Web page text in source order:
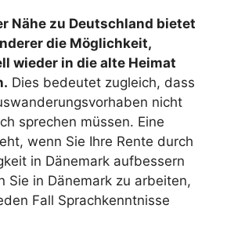
Nähe zu Deutschland bietet
die Möglichkeit,
wieder in die alte Heimat
Dies bedeutet zugleich, dass
nicht
sprechen müssen. Eine
wenn Sie Ihre Rente durch
in Dänemark aufbessern
Sie in Dänemark zu arbeiten,
Fall Sprachkenntnisse